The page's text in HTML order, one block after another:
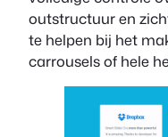
outstructuur en
te helpen bij het
carrousels of hele